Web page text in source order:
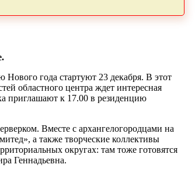
Нового года стартуют 23 декабря. В этот
областного центра ждет интересная
приглашают к 17.00 в резиденцию
Вместе с архангелогородцами на
а также творческие коллективы
округах: там тоже готовятся
Геннадьевна.